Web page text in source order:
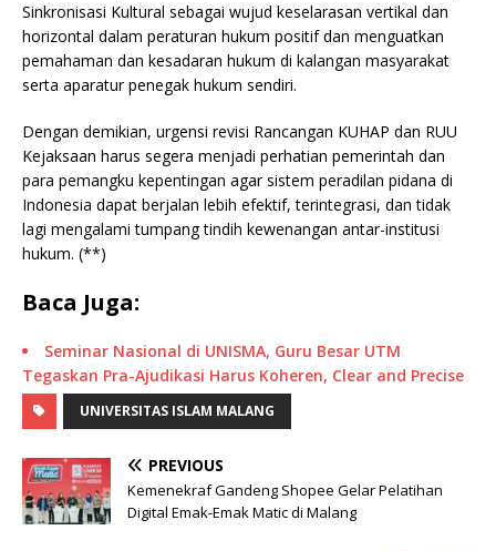
Sinkronisasi Kultural sebagai wujud keselarasan vertikal dan
horizontal dalam peraturan hukum positif dan menguatkan
pemahaman dan kesadaran hukum di kalangan masyarakat
serta aparatur penegak hukum sendiri.
Dengan demikian, urgensi revisi Rancangan KUHAP dan RUU
Kejaksaan harus segera menjadi perhatian pemerintah dan
para pemangku kepentingan agar sistem peradilan pidana di
Indonesia dapat berjalan lebih efektif, terintegrasi, dan tidak
lagi mengalami tumpang tindih kewenangan antar-institusi
hukum. (**)
Baca Juga:
Seminar Nasional di UNISMA, Guru Besar UTM
Tegaskan Pra-Ajudikasi Harus Koheren, Clear and Precise
UNIVERSITAS ISLAM MALANG
PREVIOUS
Kemenekraf Gandeng Shopee Gelar Pelatihan
Digital Emak-Emak Matic di Malang